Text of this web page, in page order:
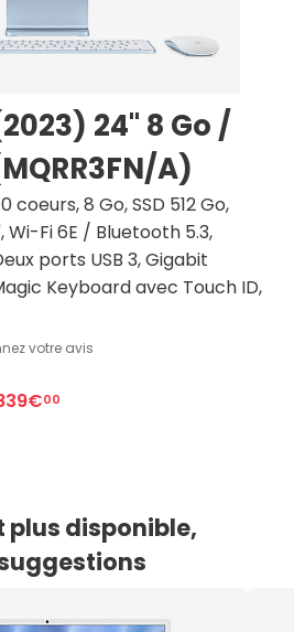
24" 8 Go /
A)
coeurs, 8 Go, SSD 512 Go,
Wi-Fi 6E / Bluetooth 5.3,
ports USB 3, Gigabit
Keyboard avec Touch ID,
votre avis
00
plus disponible,